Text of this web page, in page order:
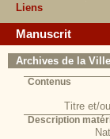
Liens
Manuscrit
Archives de la
Contenus
Titre et/
Description